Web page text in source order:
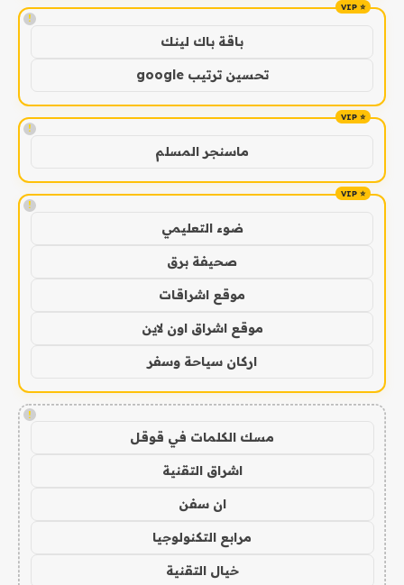
!
باقة باك لينك
تحسين ترتيب google
!
ماسنجر المسلم
!
ضوء التعليمي
صحيفة برق
موقع اشراقات
موقع اشراق اون لاين
اركان سياحة وسفر
!
مسك الكلمات في قوقل
اشراق التقنية
ان سفن
مرابع التكنولوجيا
خيال التقنية